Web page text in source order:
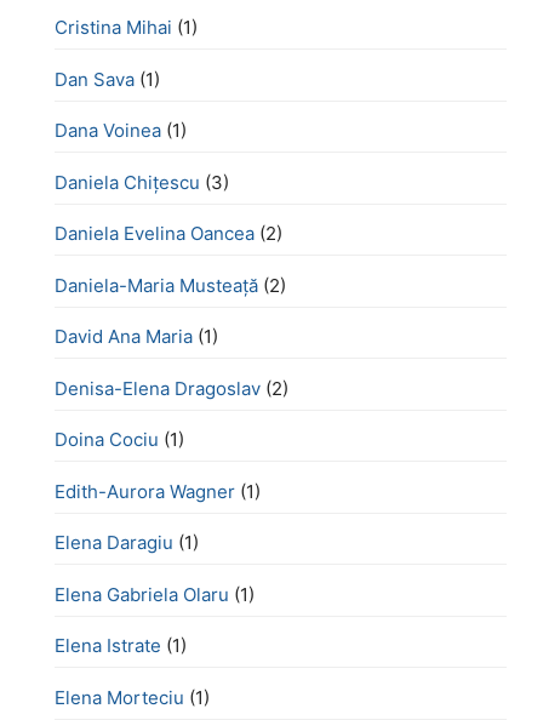
Cristina Mihai (1)
Dan Sava (1)
Dana Voinea (1)
Daniela Chițescu (3)
Daniela Evelina Oancea (2)
Daniela-Maria Musteață (2)
David Ana Maria (1)
Denisa-Elena Dragoslav (2)
Doina Cociu (1)
Edith-Aurora Wagner (1)
Elena Daragiu (1)
Elena Gabriela Olaru (1)
Elena Istrate (1)
Elena Morteciu (1)